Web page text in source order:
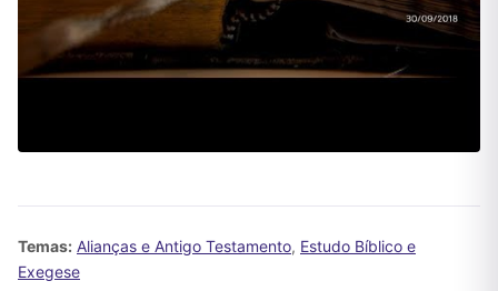
Temas: Alianças e Antigo Testamento, Estudo Bíblico e
Exegese